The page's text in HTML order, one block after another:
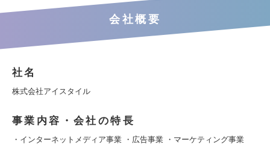
会社概要
社名
株式会社アイスタイル
事業内容・会社の特長
・インターネットメディア事業 ・広告事業 ・マーケティング事業